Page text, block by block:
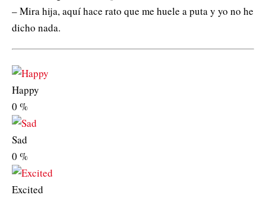
– Mira hija, aquí hace rato que me huele a puta y yo no he
dicho nada.
Happy
0 %
Sad
0 %
Excited